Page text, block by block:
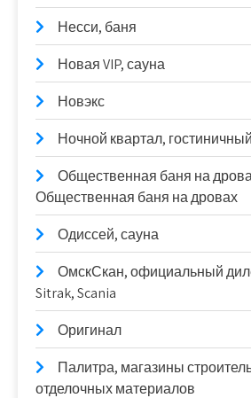
Несси, баня
Новая VIP, сауна
Новэкс
Ночной квартал,
Общественная баня на
Общественная баня на дровах
Одиссей, сауна
ОмскСкан, официальный
Sitrak, Scania
Оригинал
Палитра, магазины
отделочных материалов